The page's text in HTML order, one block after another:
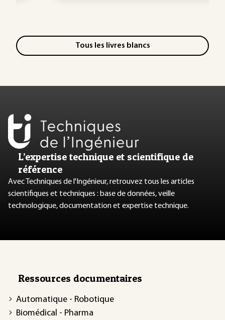
Tous les livres blancs
L’expertise technique et scientifique de
référence
Avec Techniques de l'Ingénieur, retrouvez tous les articles
scientifiques et techniques : base de données, veille
technologique, documentation et expertise technique.
Ressources documentaires
Automatique - Robotique
Biomédical - Pharma